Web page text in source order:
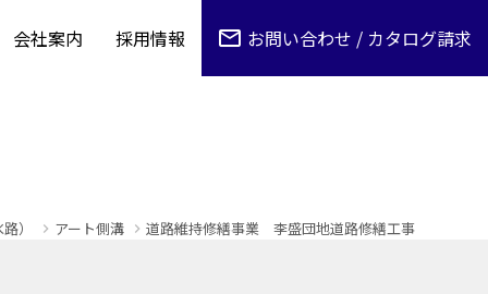
会社案内 採用情報 お問い合わせ / カタログ請求
） アート側溝 道路維持修繕事業 李盛団地道路修繕工事